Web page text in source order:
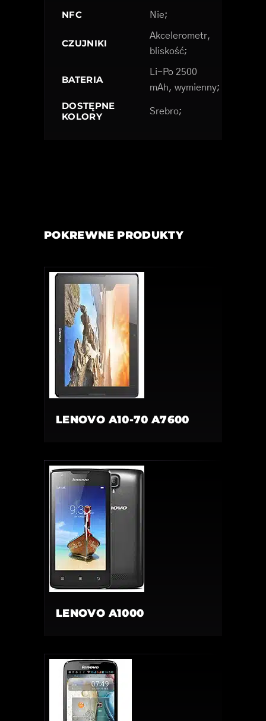
NFC Nie;
CZUJNIKI
Akcelerometr,
bliskość;
BATERIA
Li-Po 2500
mAh, wymienny;
DOSTĘPNE
KOLORY
Srebro;
POKREWNE PRODUKTY
LENOVO A10-70 A7600
LENOVO A1000